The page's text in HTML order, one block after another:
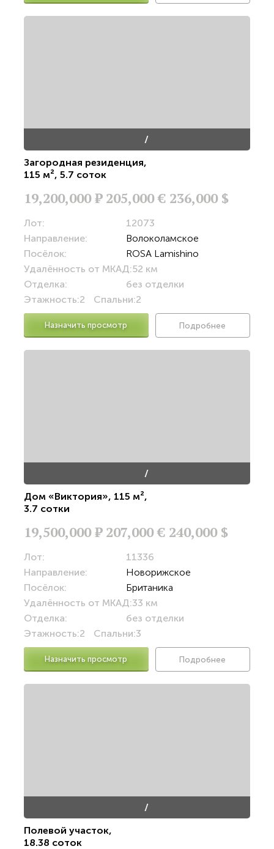
/
Загородная резиденция,
115 м², 5.7 соток
19,200,000Р 205,000 € 236,000 $
Лот:
12073
Направление:
Волоколамское
Посёлок:
ROSA Lamishino
Удалённость от МКАД:52 км
Отделка:
без отделки
Этажность:2 Спальни:2
Назначить просмотр Подробнее
/
Дом «Виктория», 115 м²,
3.7 сотки
19,500,000Р 207,000 € 240,000 $
Лот:
11336
Направление:
Новорижское
Посёлок:
Британика
Удалённость от МКАД:33 км
Отделка:
без отделки
Этажность:2 Спальни:3
Назначить просмотр Подробнее
/
Полевой участок,
18.38 соток